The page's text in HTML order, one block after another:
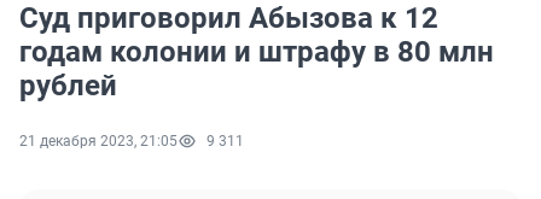
Суд приговорил Абызова к 12
годам колонии и штрафу в 80 млн
рублей
21 декабря 2023, 21:05 9 311